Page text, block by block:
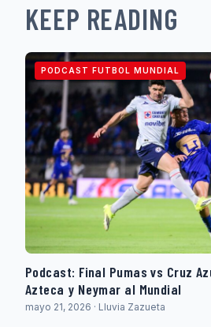
KEEP READING
PODCAST FUTBOL MUNDIAL
Podcast: Final Pumas vs Cruz
Azteca y Neymar al Mundial
mayo 21, 2026 · Lluvia Zazueta